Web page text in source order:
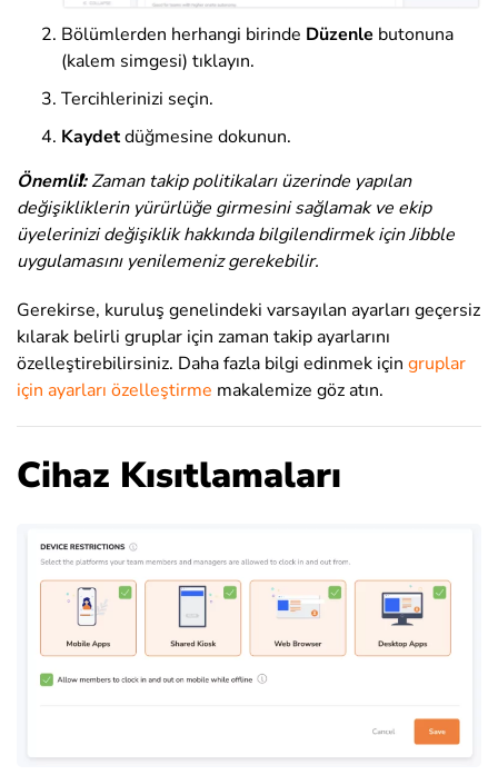
Bölümlerden herhangi birinde Düzenle butonuna
(kalem simgesi) tıklayın.
Tercihlerinizi seçin.
Kaydetdüğmesine dokunun.
Önemli❗:Zaman takip politikaları üzerinde yapılan
değişikliklerin yürürlüğe girmesini sağlamak ve ekip
üyelerinizi değişiklik hakkında bilgilendirmek için Jibble
uygulamasını yenilemeniz gerekebilir.
Gerekirse, kuruluş genelindeki varsayılan ayarları geçersiz
kılarak belirli gruplar için zaman takip ayarlarını
özelleştirebilirsiniz. Daha fazla bilgi edinmek için gruplar
için ayarları özelleştirme makalemize göz atın.
Cihaz Kısıtlamaları